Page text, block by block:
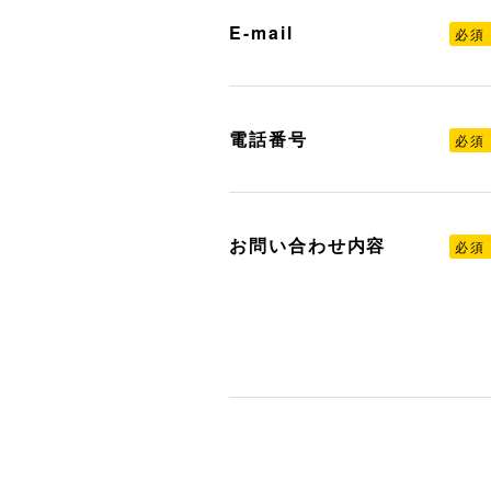
E-mail 必須
電話番号 必須
お問い合わせ内容 必須